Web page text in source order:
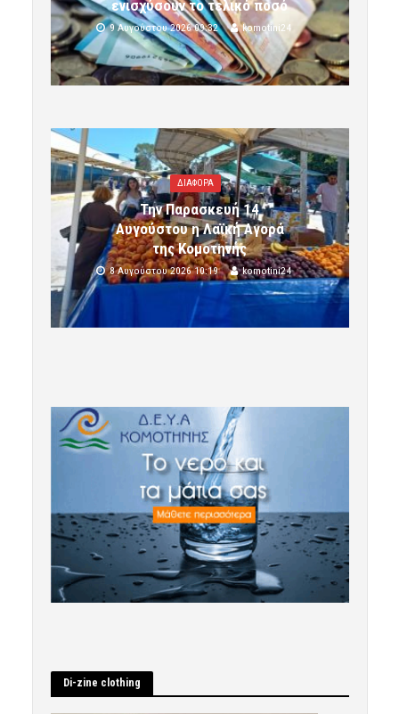
ενισχύσουν το τελικό ποσό
9 Αυγούστου 2026 09:32 komotini24
ΔΙΑΦΟΡΑ
Την Παρασκευή 14
Αυγούστου η Λαϊκή Αγορά
της Κομοτηνής
8 Αυγούστου 2026 10:19 komotini24
Di-zine clothing